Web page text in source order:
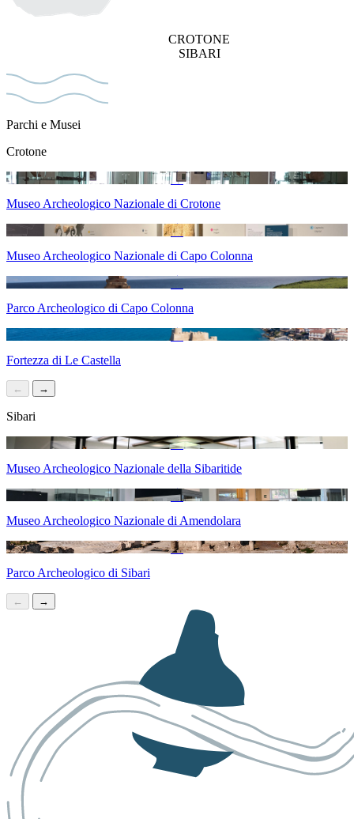
CROTONE
SIBARI
Parchi e Musei
Crotone
Museo Archeologico Nazionale di Crotone
Museo Archeologico Nazionale di Capo Colonna
Parco Archeologico di Capo Colonna
Fortezza di Le Castella
← →
Sibari
Museo Archeologico Nazionale della Sibaritide
Museo Archeologico Nazionale di Amendolara
Parco Archeologico di Sibari
← →